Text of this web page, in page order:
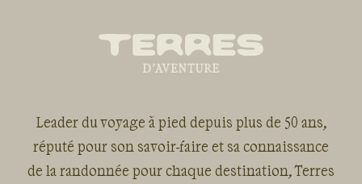
Leader du voyage à pied depuis plus de 50 ans,
réputé pour son savoir-faire et sa connaissance
de la randonnée pour chaque destination, Terres